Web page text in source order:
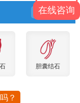
预约挂号
胆囊结石
？
在线咨询